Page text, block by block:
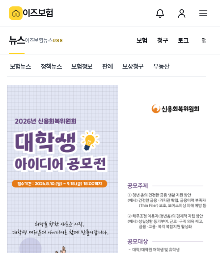
이즈보험
보험 청구
뉴스이즈보험뉴스.RSS 토크 앱
보험뉴스 정책뉴스 보험정보 판례 보상청구 부동산